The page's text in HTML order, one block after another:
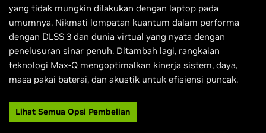
yang tidak mungkin dilakukan dengan laptop pada
umumnya. Nikmati lompatan kuantum dalam performa
dengan DLSS 3 dan dunia virtual yang nyata dengan
penelusuran sinar penuh. Ditambah lagi, rangkaian
teknologi Max-Q mengoptimalkan kinerja sistem, daya,
masa pakai baterai, dan akustik untuk efisiensi puncak.
Lihat Semua Opsi Pembelian